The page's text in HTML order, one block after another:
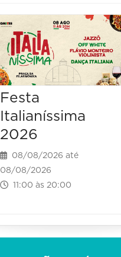
Festa
Italianíssima
2026
08/08/2026 até
08/08/2026
11:00 às 20:00